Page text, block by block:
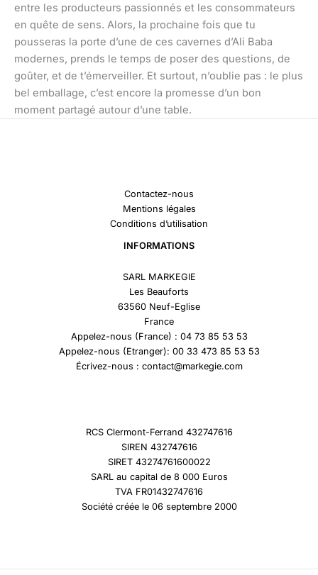
entre les producteurs passionnés et les consommateurs
en quête de sens. Alors, la prochaine fois que tu
pousseras la porte d’une de ces cavernes d’Ali Baba
modernes, prends le temps de poser des questions, de
goûter, et de t’émerveiller. Et surtout, n’oublie pas : le plus
bel emballage, c’est encore la promesse d’un bon
moment partagé autour d’une table.
Contactez-nous
Mentions légales
Conditions d’utilisation
INFORMATIONS
SARL MARKEGIE
Les Beauforts
63560 Neuf-Eglise
France
Appelez-nous (France) : 04 73 85 53 53
Appelez-nous (Etranger): 00 33 473 85 53 53
Écrivez-nous : contact@markegie.com
RCS Clermont-Ferrand 432747616
SIREN 432747616
SIRET 43274761600022
SARL au capital de 8 000 Euros
TVA FR01432747616
Société créée le 06 septembre 2000